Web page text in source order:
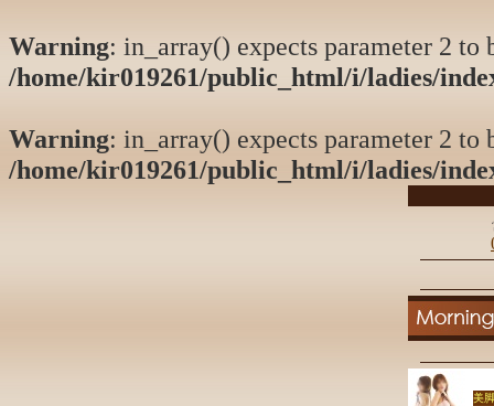
Warning: in_array() expects parameter 2 to
/home/kir019261/public_html/i/ladies/
Warning: in_array() expects parameter 2 to
/home/kir019261/public_html/i/ladies/
美